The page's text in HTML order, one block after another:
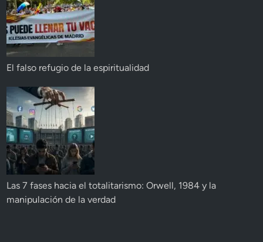
El falso refugio de la espiritualidad
Las 7 fases hacia el totalitarismo: Orwell, 1984 y la
manipulación de la verdad